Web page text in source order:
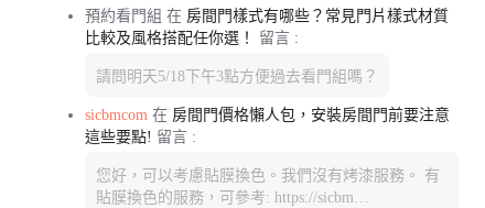
預約看門組 在 房間門樣式有哪些？常見門片樣式材質
比較及風格搭配任你選！
留言 :
請問明天5/18下午3點方便過去看門組嗎？
sicbmcom 在 房間門價格懶人包，安裝房間門前要注意
這些要點! 留言 :
您好，可以考慮貼膜換色。我們沒有烤漆服務。 有
貼膜換色的服務，可參考: https://sicbm…